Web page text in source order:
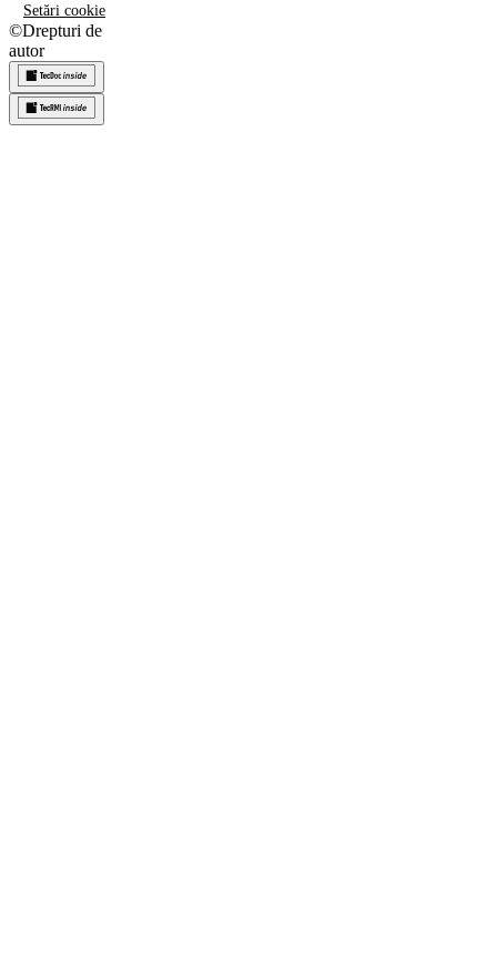
Setări cookie
©Drepturi de
autor